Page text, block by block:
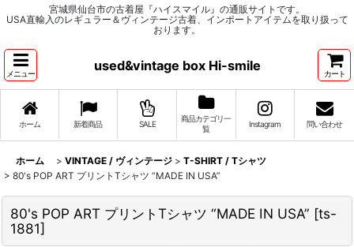
宮城県仙台市の古着屋『ハイスマイル』の通販サイトです。
USA直輸入のレギュラー＆ヴィンテージ古着、インポートアイテムを取り扱って
おります。
メニュー
used&vintage box Hi-smile
カート
ホーム 新着商品 SALE
商品カテゴリ一
覧
Instagram 問い合わせ
ホーム > VINTAGE / ヴィンテージ > T-SHIRT / Tシャツ
> 80's POP ART プリントTシャツ “MADE IN USA”
80's POP ART プリントTシャツ “MADE IN USA” [ts-
1881]